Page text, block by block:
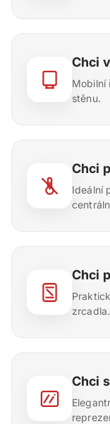
Chci
Mobilní
stěnu.
Chci
Ideální
Chci
zrcadla.
Chci